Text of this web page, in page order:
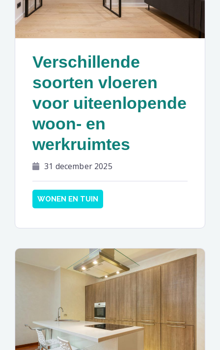
Verschillende
soorten vloeren
voor uiteenlopende
woon- en
werkruimtes
31 december 2025
WONEN EN TUIN